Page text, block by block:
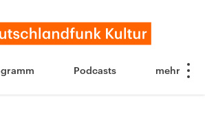
Podcasts